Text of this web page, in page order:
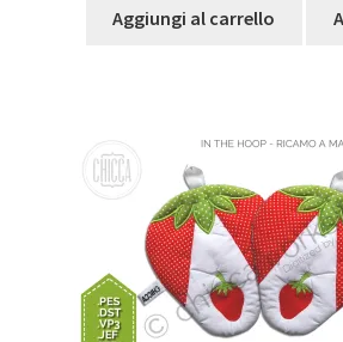
Aggiungi al carrello